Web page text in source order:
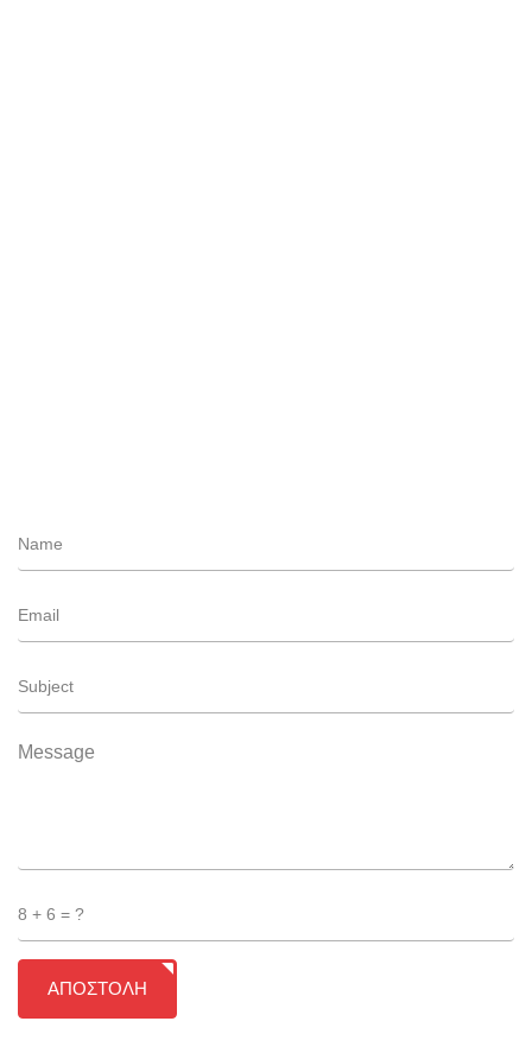
ΑΠΟΣΤΟΛΗ